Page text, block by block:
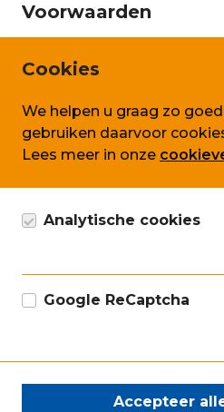
Voorwaarden
Algemene
Cookies
We helpen u graag zo
gebruiken daarvoor
Lees meer in onze
Analytische cookies
Google Analytics cookie,
verzamelen, conform AVG.
Google ReCaptcha
Accepteer